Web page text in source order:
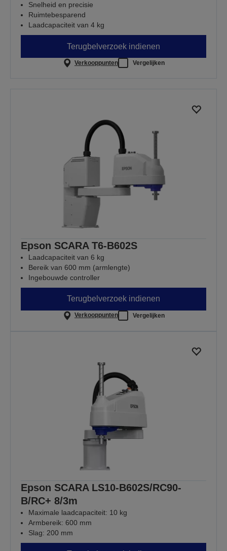
Snelheid en precisie
Ruimtebesparend
Laadcapaciteit van 4 kg
Terugbelverzoek indienen
Verkooppunten Vergelijken
Epson SCARA T6-B602S
Laadcapaciteit van 6 kg
Bereik van 600 mm (armlengte)
Ingebouwde controller
Terugbelverzoek indienen
Verkooppunten Vergelijken
Epson SCARA LS10-B602S/RC90-
B/RC+ 8/3m
Maximale laadcapaciteit: 10 kg
Armbereik: 600 mm
Slag: 200 mm